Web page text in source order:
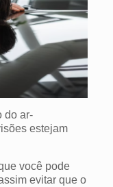
do ar-
estejam
você pode
evitar que o